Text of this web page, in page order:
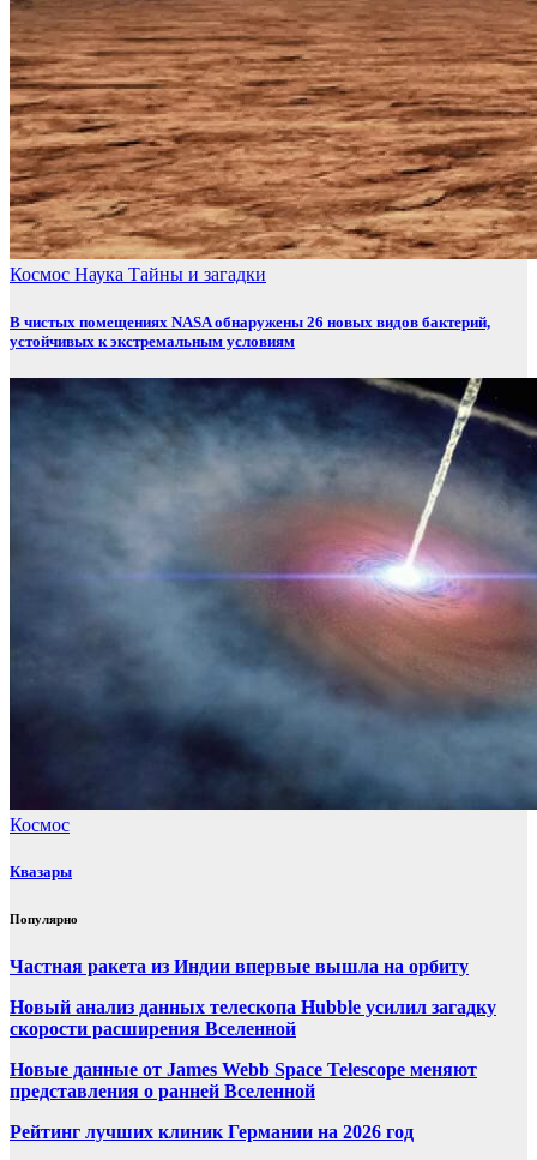
Космос Наука Тайны и загадки
В чистых помещениях NASA обнаружены 26 новых видов бактерий,
устойчивых к экстремальным условиям
Космос
Квазары
Популярно
Частная ракета из Индии впервые вышла на орбиту
Новый анализ данных телескопа Hubble усилил загадку
скорости расширения Вселенной
Новые данные от James Webb Space Telescope меняют
представления о ранней Вселенной
Рейтинг лучших клиник Германии на 2026 год